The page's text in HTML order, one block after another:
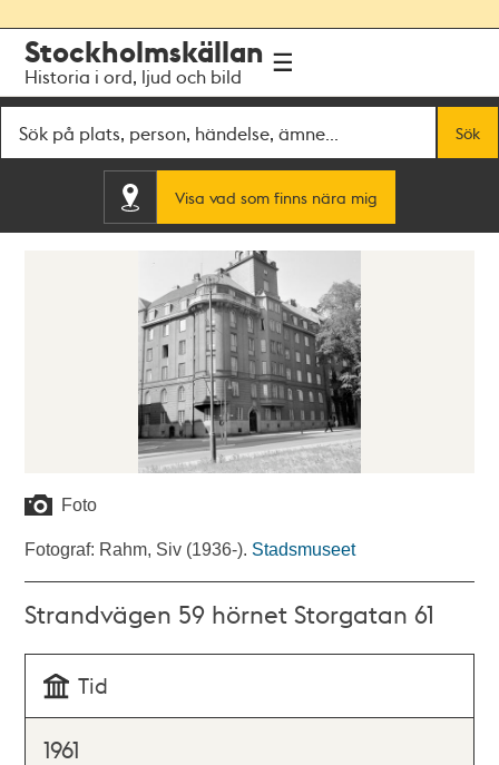
navigationen
huvudinnehållet
Stockholmskällan
Historia i ord, ljud och bild
Sök
Visa vad som finns nära mig
Foto
Fotograf: Rahm, Siv (1936-). Stadsmuseet
Strandvägen 59 hörnet Storgatan 61
Tid
1961